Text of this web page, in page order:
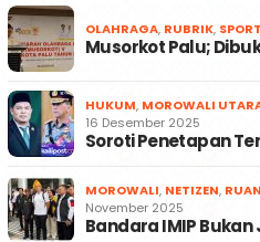
OLAHRAGA, RUBRIK, SPORT
Musorkot Palu;
HUKUM, MOROWALI
16 Desember 2025
Soroti Penetapan
MOROWALI, NETIZEN,
November 2025
Bandara IMIP